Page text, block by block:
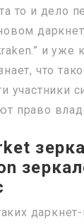
то и дело
и
что
участники
право